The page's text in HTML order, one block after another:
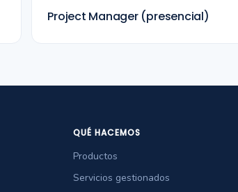
Project Manager (presencial)
QUÉ HACEMOS
Productos
Servicios gestionados